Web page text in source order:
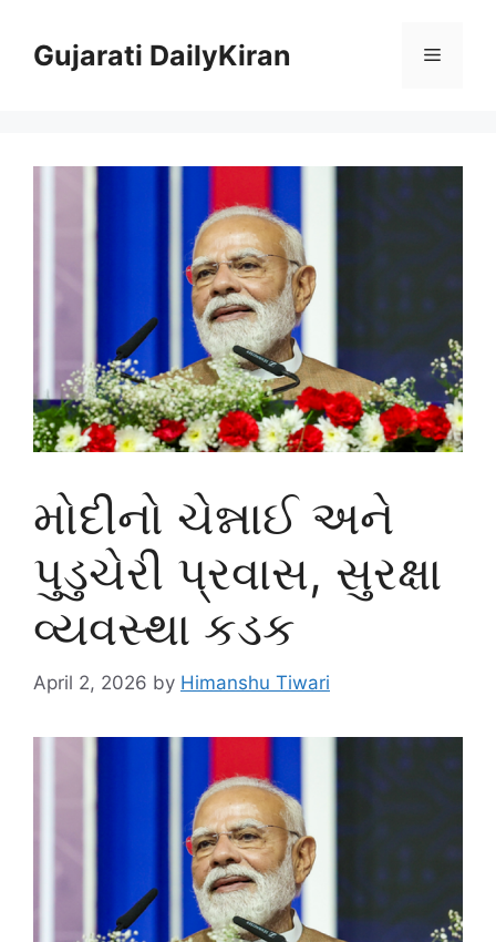
contentGujarati DailyKiran Menu
મોદીનો ચેન્નાઈ અને
પુડુચેરી પ્રવાસ, સુરક્ષા
વ્યવસ્થા કડક
April 2, 2026 by Himanshu Tiwari